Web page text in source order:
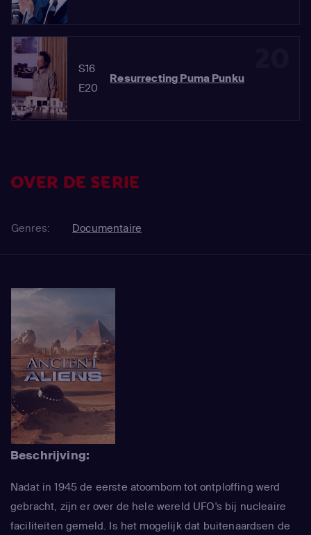
S16
E20
Resurrecting Puma Punku
OVER DE SERIE
Genres: Documentaire
Beschrijving:
Nadat in 1945 de eerste atoombom tot ontploffing werd
gebracht, zijn er over de hele wereld UFO's bij nucleaire
faciliteiten gemeld. Is het mogelijk dat buitenaardsen de